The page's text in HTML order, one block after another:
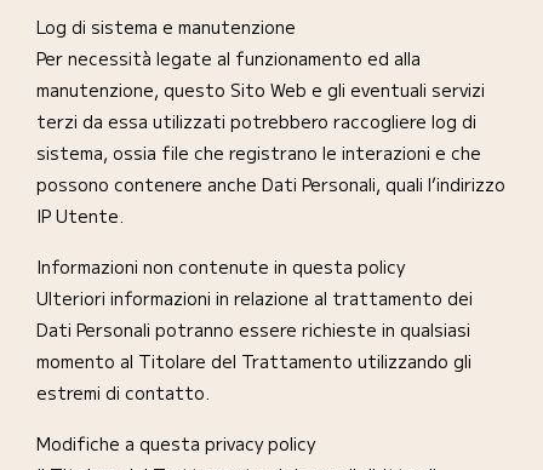
Log di sistema e manutenzione
Per necessità legate al funzionamento ed alla
manutenzione, questo Sito Web e gli eventuali servizi
terzi da essa utilizzati potrebbero raccogliere log di
sistema, ossia file che registrano le interazioni e che
possono contenere anche Dati Personali, quali l’indirizzo
IP Utente.
Informazioni non contenute in questa policy
Ulteriori informazioni in relazione al trattamento dei
Dati Personali potranno essere richieste in qualsiasi
momento al Titolare del Trattamento utilizzando gli
estremi di contatto.
Modifiche a questa privacy policy